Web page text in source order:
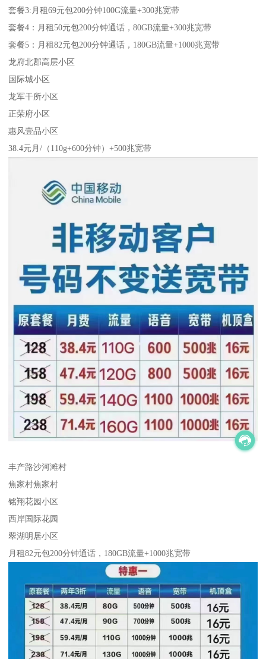
套餐3:月租69元包200分钟100G流量+300兆宽带
套餐4：月租50元包200分钟通话，80GB流量+300兆宽带
套餐5：月租82元包200分钟通话，180GB流量+1000兆宽带
龙府北郡高层小区
国际城小区
龙军干所小区
正荣府小区
惠风壹品小区
38.4元月/（110g+600分钟）+500兆宽带
丰产路沙河滩村
焦家村焦家村
铭翔花园小区
西岸国际花园
翠湖明居小区
月租82元包200分钟通话，180GB流量+1000兆宽带